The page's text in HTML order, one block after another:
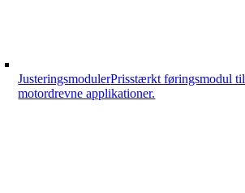
JusteringsmodulerPrisstærkt føringsmodul
motordrevne applikationer.